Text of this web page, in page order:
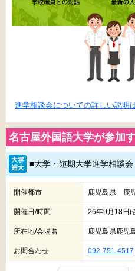
進学相談会についての詳しい説明
名古屋外国語大学が参加
■大学・短期大学進学相談会
開催都市 鹿児島県 鹿
開催日/時間 26年9月18日(
所在地/会場名 鹿児島県鹿児
お問合わせ 092-751-4517